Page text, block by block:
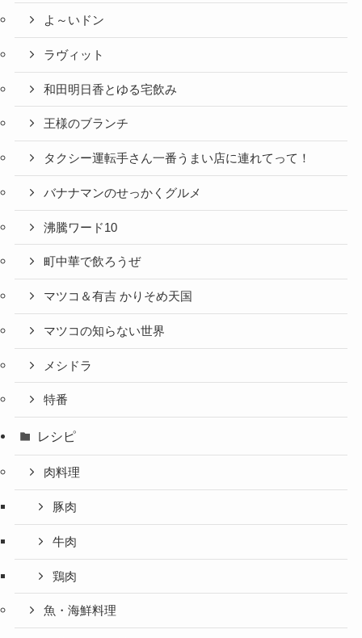
よ～いドン
ラヴィット
和田明日香とゆる宅飲み
王様のブランチ
タクシー運転手さん一番うまい店に連れてって！
バナナマンのせっかくグルメ
沸騰ワード10
町中華で飲ろうぜ
マツコ＆有吉 かりそめ天国
マツコの知らない世界
メシドラ
特番
レシピ
肉料理
豚肉
牛肉
鶏肉
魚・海鮮料理